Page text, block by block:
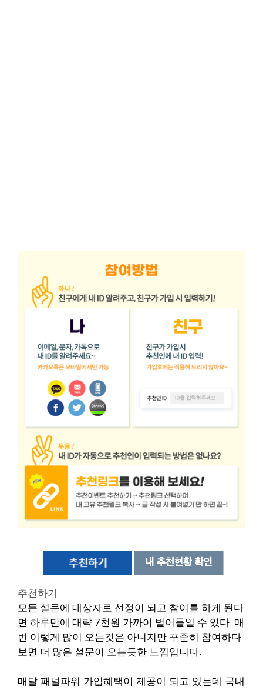
추천하기
모든 설문에 대상자로 선정이 되고 참여를 하게 된다
면 하루만에 대략 7천원 가까이 벌어들일 수 있다. 매
번 이렇게 많이 오는것은 아니지만 꾸준히 참여하다
보면 더 많은 설문이 오는듯한 느낌입니다.
매달 패널파워 가입혜택이 제공이 되고 있는데 국내